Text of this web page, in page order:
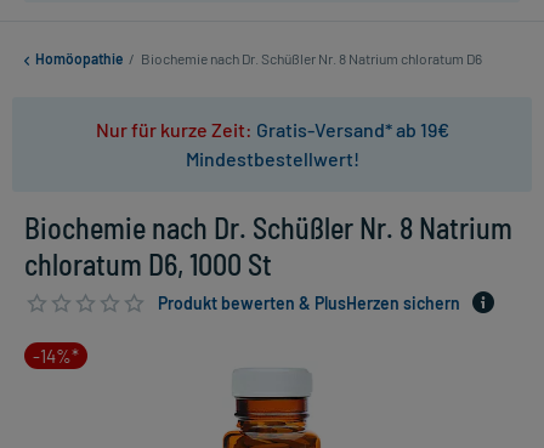
Homöopathie / Biochemie nach Dr. Schüßler Nr. 8 Natrium chloratum D6
Nur für kurze Zeit: Gratis-Versand* ab 19€
Mindestbestellwert!
Biochemie nach Dr. Schüßler Nr. 8 Natrium
chloratum D6, 1000 St
Produkt bewerten & PlusHerzen sichern
-14%*